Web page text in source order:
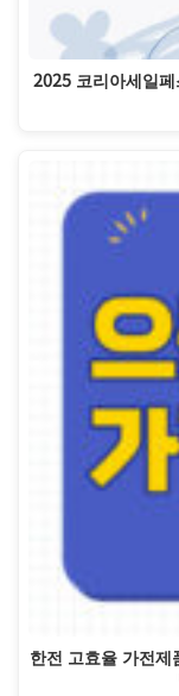
2025 코리아세일
한전 고효율 가전